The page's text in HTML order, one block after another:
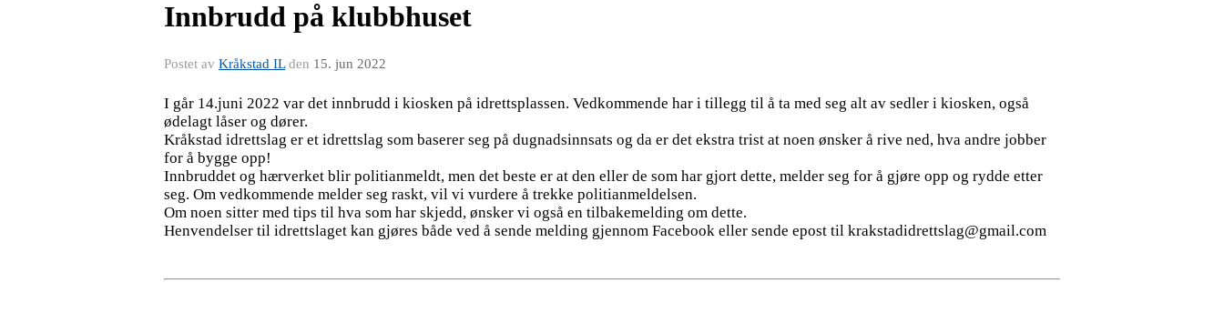
Innbrudd på klubbhuset
Postet av Kråkstad ILden 15. jun 2022
I går 14.juni 2022 var det innbrudd i kiosken på idrettsplassen. Vedkommende har i tillegg til å ta med seg alt av sedler i kiosken, også
ødelagt låser og dører.
Kråkstad idrettslag er et idrettslag som baserer seg på dugnadsinnsats og da er det ekstra trist at noen ønsker å rive ned, hva andre jobber
for å bygge opp!
Innbruddet og hærverket blir politianmeldt, men det beste er at den eller de som har gjort dette, melder seg for å gjøre opp og rydde etter
seg. Om vedkommende melder seg raskt, vil vi vurdere å trekke politianmeldelsen.
Om noen sitter med tips til hva som har skjedd, ønsker vi også en tilbakemelding om dette.
Henvendelser til idrettslaget kan gjøres både ved å sende melding gjennom Facebook eller sende epost til krakstadidrettslag@gmail.com